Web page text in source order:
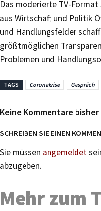
Das moderierte TV-
aus Wirtschaft und Politik
und Handlungsfelder
größtmöglichen
Problemen und
TAGS Coronakrise Gespräch
Keine Kommentare bisher
SCHREIBEN SIE EINEN
Sie müssen angemeldet
abzugeben.
Mehr zum